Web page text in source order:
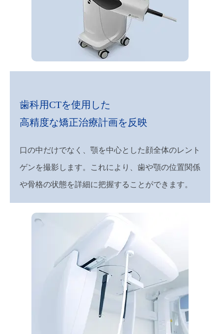
歯科用CTを使用した
高精度な矯正治療計画を反映
口の中だけでなく、顎を中心とした顔全体のレント
ゲンを撮影します。これにより、歯や顎の位置関係
や骨格の状態を詳細に把握することができます。